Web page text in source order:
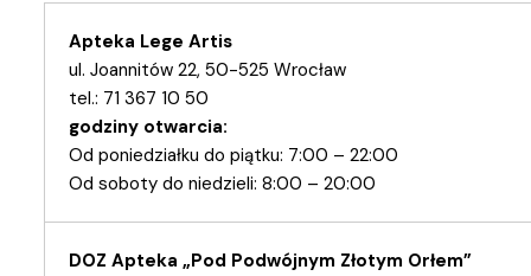
Apteka Lege Artis
ul. Joannitów 22, 50-525 Wrocław
tel.: 71 367 10 50
godziny otwarcia:
Od poniedziałku do piątku: 7:00 – 22:00
Od soboty do niedzieli: 8:00 – 20:00
DOZ Apteka „Pod Podwójnym Złotym Orłem”